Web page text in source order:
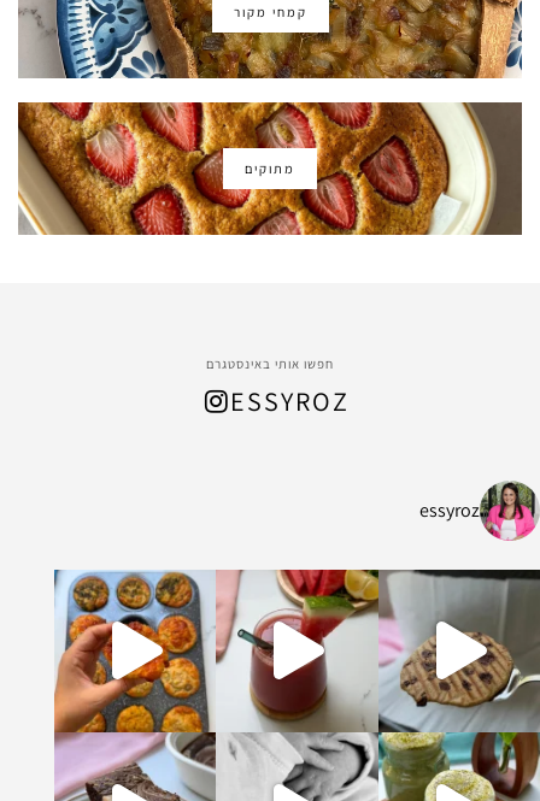
קמחי מקור
מתוקים
חפשו אותי באינסטגרם
ESSYROZ
essyroz
החום המתקרב, הכנתי
ושיבולת שועל עשיר ומהמם שמתאים לארוח
וברוכה שיש בעולם
וקקאו מופלא ונימוח והכי אבל הכי טעים